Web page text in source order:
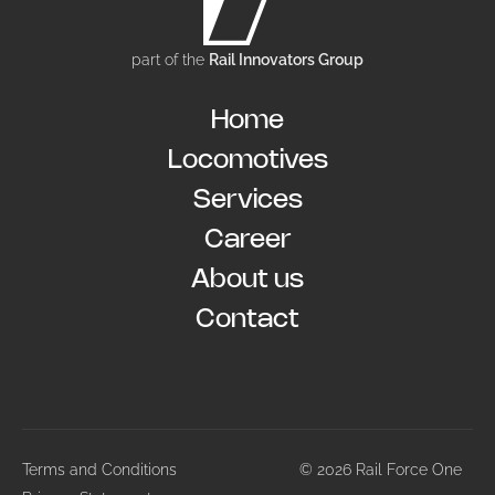
READ STORY
part of the Rail Innovators Group
Home
Locomotives
Services
Career
About us
Contact
Terms and Conditions
© 2026 Rail Force One